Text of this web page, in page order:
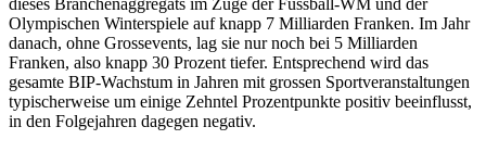
dieses Branchenaggregats im Zuge der Fussball-WM und der
Olympischen Winterspiele auf knapp 7 Milliarden Franken. Im Jahr
danach, ohne Grossevents, lag sie nur noch bei 5 Milliarden
Franken, also knapp 30 Prozent tiefer. Entsprechend wird das
gesamte BIP-Wachstum in Jahren mit grossen Sportveranstaltungen
typischerweise um einige Zehntel Prozentpunkte positiv beeinflusst,
in den Folgejahren dagegen negativ.